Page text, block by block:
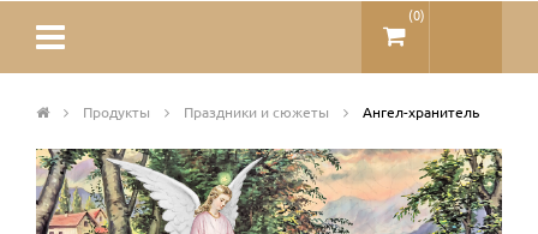
(0)
Продукты Праздники и сюжеты Ангел-хранитель